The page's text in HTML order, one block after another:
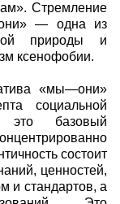
Стремление
— одна из
природы и
ксенофобии.
«мы—они»
социальной
это базовый
состоит
ценностей,
и стандартов, а